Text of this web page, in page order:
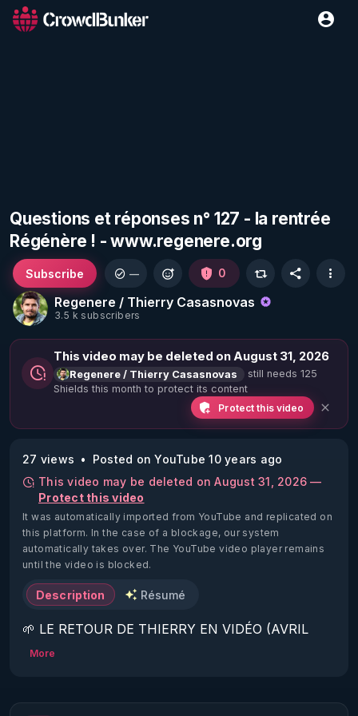
Questions et réponses n° 127 - la rentrée
Régénère ! - www.regenere.org
Regenere / Thierry Casasnovas
3.5 k subscribers
Subscribe — 0
This video may be deleted on August 31, 2026
Regenere / Thierry Casasnovas
still needs 125
Shields this month to protect its content
Protect this video
27 views
Posted on YouTube 10 years ago
This video may be deleted on August 31, 2026 —
Protect this video
It was automatically imported from YouTube and replicated on
this platform. In the case of a blockage, our system
automatically takes over. The YouTube video player remains
until the video is blocked.
Description Résumé
🌱 LE RETOUR DE THIERRY EN VIDÉO (AVRIL
2022)!
https://www.rgnr.fr/presentation.html
More